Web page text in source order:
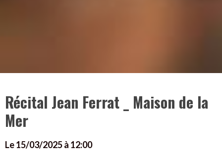
Récital Jean Ferrat _ Maison de la
Mer
Le 15/03/2025à 12:00